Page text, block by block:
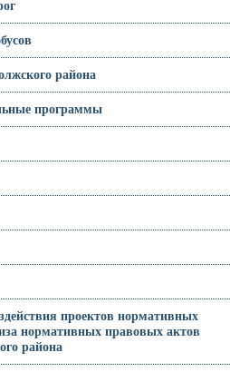
района
программы
проектов нормативных
нормативных правовых актов
района